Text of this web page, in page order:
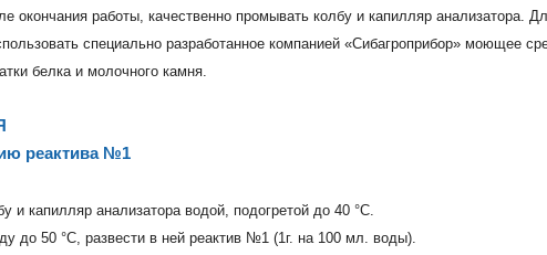
окончания работы, качественно промывать колбу и капилляр анализатора.
специально разработанное компанией «Сибагроприбор» моющее
белка и молочного камня.
реактива №1
и капилляр анализатора водой, подогретой до 40 °С.
до 50 °С, развести в ней реактив №1 (1г. на 100 мл. воды).